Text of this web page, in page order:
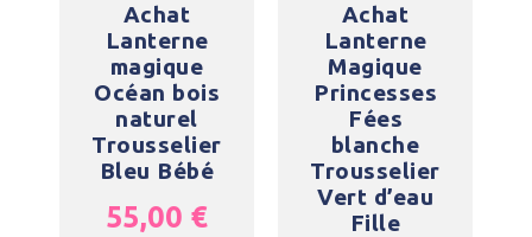
Achat
Lanterne
magique
Océan bois
naturel
Trousselier
Bleu Bébé
55,00 €
Achat
Lanterne
Magique
Princesses
Fées
blanche
Trousselier
Vert d’eau
Fille